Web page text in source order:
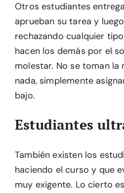
Otros estudiantes
aprueban su tarea y
rechazando cualquier
hacen los demás por el
molestar. No se toman la
nada, simplemente
bajo.
Estudiantes
También existen los
haciendo el curso y que
muy exigente. Lo cierto